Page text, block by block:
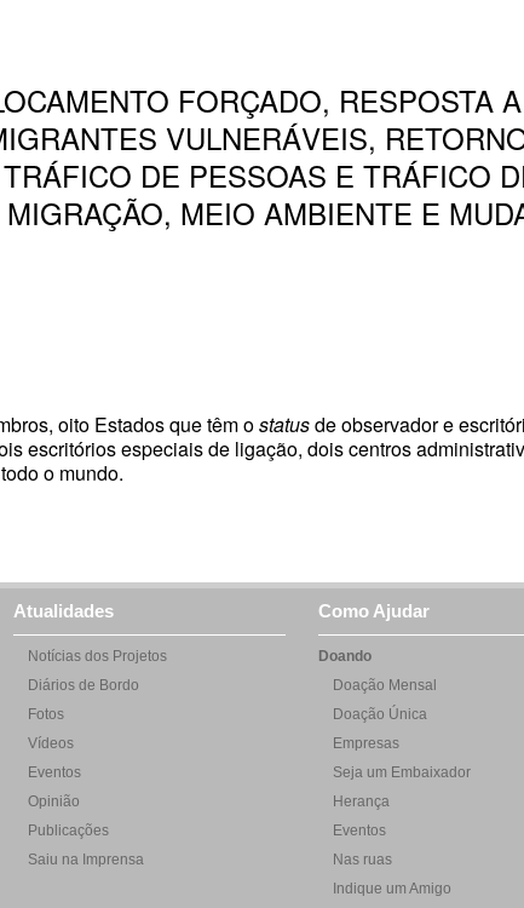
FORÇADO, RESPOSTA
VULNERÁVEIS,
DE PESSOAS E TRÁFICO
MEIO AMBIENTE E
oito Estados que têm ostatusde observador e
escritórios especiais de ligação, dois centros
o mundo.
Atualidades
Notícias dos Projetos
Diários de Bordo
Fotos
Vídeos
Eventos
Opinião
Publicações
Saiu na Imprensa
Como Ajudar
Doando
Doação Mensal
Doação Única
Empresas
Seja um Embaixador
Herança
Eventos
Nas ruas
Indique um Amigo